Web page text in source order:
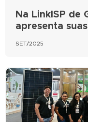
Na LinkISP de
apresenta
SET/2025